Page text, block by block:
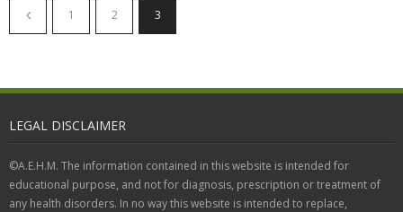
1 2 3
LEGAL DISCLAIMER
©A.E.H.M. The information contained in this website is intended for
educational purpose, and not for diagnosis, prescription or treatment of
any health disorders. In no way this website is intended to replace,